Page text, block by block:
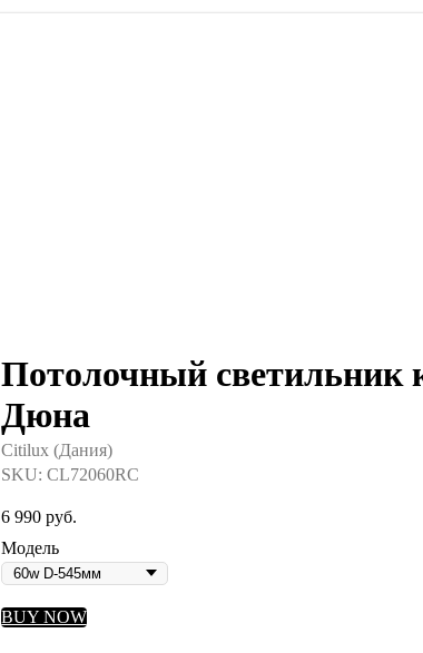
Потолочный светильник
Дюна
Citilux (Дания)
SKU: CL72060RC
6 990 руб.
Модель
BUY NOW